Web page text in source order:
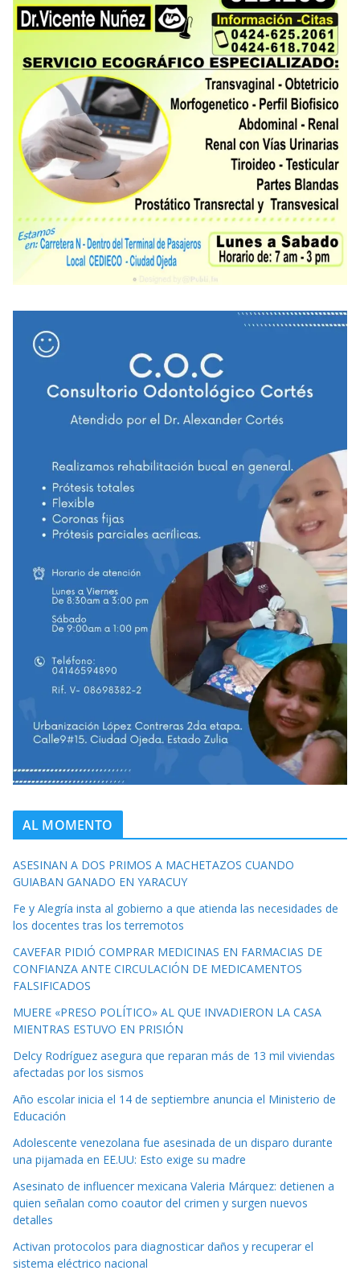
AL MOMENTO
ASESINAN A DOS PRIMOS A MACHETAZOS CUANDO
GUIABAN GANADO EN YARACUY
Fe y Alegría insta al gobierno a que atienda las necesidades de
los docentes tras los terremotos
CAVEFAR PIDIÓ COMPRAR MEDICINAS EN FARMACIAS DE
CONFIANZA ANTE CIRCULACIÓN DE MEDICAMENTOS
FALSIFICADOS
MUERE «PRESO POLÍTICO» AL QUE INVADIERON LA CASA
MIENTRAS ESTUVO EN PRISIÓN
Delcy Rodríguez asegura que reparan más de 13 mil viviendas
afectadas por los sismos
Año escolar inicia el 14 de septiembre anuncia el Ministerio de
Educación
Adolescente venezolana fue asesinada de un disparo durante
una pijamada en EE.UU: Esto exige su madre
Asesinato de influencer mexicana Valeria Márquez: detienen a
quien señalan como coautor del crimen y surgen nuevos
detalles
Activan protocolos para diagnosticar daños y recuperar el
sistema eléctrico nacional